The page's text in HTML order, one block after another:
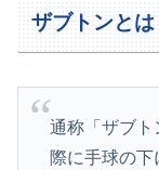
ザブトンとは
通称「ザブト
際に手球の